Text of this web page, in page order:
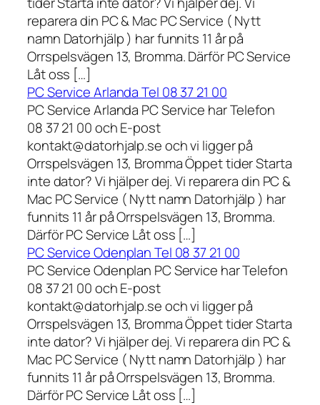
reparera din PC & Mac PC Service ( Nytt
namn Datorhjälp ) har funnits 11 år på
Orrspelsvägen 13, Bromma. Därför PC Service
Låt oss […]
PC Service Arlanda Tel 08 37 21 00
PC Service Arlanda PC Service har Telefon
08 37 21 00 och E-post
kontakt@datorhjalp.se och vi ligger på
Orrspelsvägen 13, Bromma Öppet tider Starta
inte dator? Vi hjälper dej. Vi reparera din PC &
Mac PC Service ( Nytt namn Datorhjälp ) har
funnits 11 år på Orrspelsvägen 13, Bromma.
Därför PC Service Låt oss […]
PC Service Odenplan Tel 08 37 21 00
PC Service Odenplan PC Service har Telefon
08 37 21 00 och E-post
kontakt@datorhjalp.se och vi ligger på
Orrspelsvägen 13, Bromma Öppet tider Starta
inte dator? Vi hjälper dej. Vi reparera din PC &
Mac PC Service ( Nytt namn Datorhjälp ) har
funnits 11 år på Orrspelsvägen 13, Bromma.
Därför PC Service Låt oss […]